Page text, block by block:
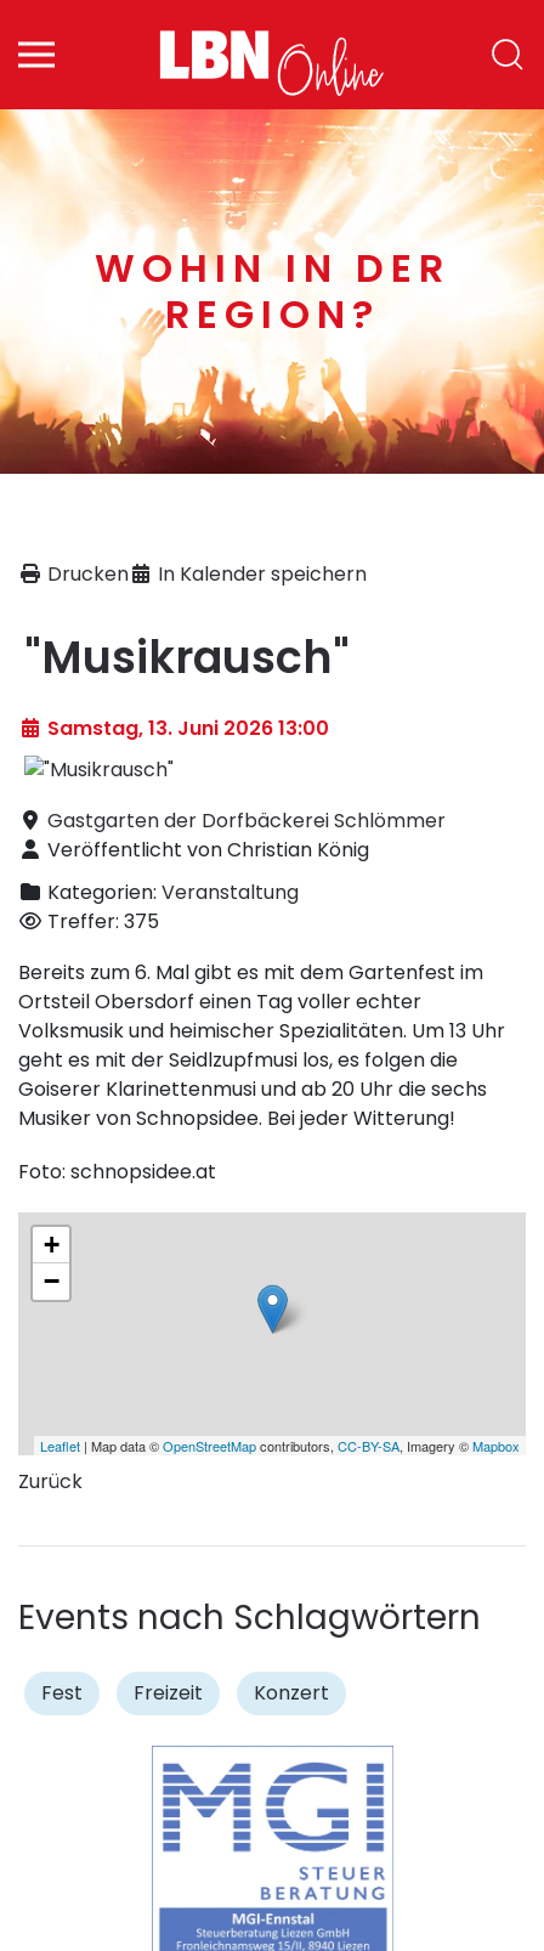
Zum Hauptinhalt springen
WOHIN IN DER
REGION?
Drucken In Kalender speichern
"Musikrausch"
Samstag, 13. Juni 2026 13:00
Gastgarten der Dorfbäckerei Schlömmer
Veröffentlicht von Christian König
Kategorien: Veranstaltung
Treffer: 375
Bereits zum 6. Mal gibt es mit dem Gartenfest im
Ortsteil Obersdorf einen Tag voller echter
Volksmusik und heimischer Spezialitäten. Um 13 Uhr
geht es mit der Seidlzupfmusi los, es folgen die
Goiserer Klarinettenmusi und ab 20 Uhr die sechs
Musiker von Schnopsidee. Bei jeder Witterung!
Foto: schnopsidee.at
+
−
Leaflet | Map data ©OpenStreetMapcontributors, CC-BY-SA, Imagery ©Mapbox
Zurück
Events nach Schlagwörtern
Fest Freizeit Konzert